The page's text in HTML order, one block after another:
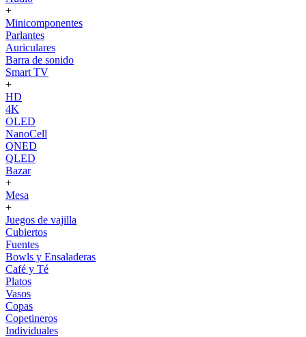
+
Minicomponentes
Parlantes
Auriculares
Barra de sonido
Smart TV
+
HD
4K
OLED
NanoCell
QNED
QLED
Bazar
+
Mesa
+
Juegos de vajilla
Cubiertos
Fuentes
Bowls y Ensaladeras
Café y Té
Platos
Vasos
Copas
Copetineros
Individuales